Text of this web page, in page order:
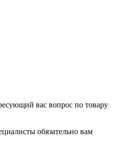
вас вопрос по товару
обязательно вам